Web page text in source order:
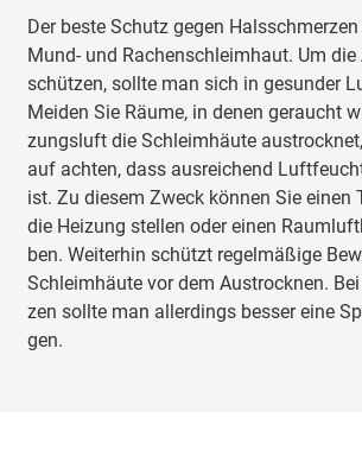
Der bes­te Schutz ge­gen
Mund- und Ra­chen­schleim­haut. Um die
schüt­zen, soll­te man sich in ge­sund­er
Mei­den Sie Räu­me, in de­nen ge­raucht
zungs­luft die Schleim­häu­te
auf ach­ten, dass aus­rei­chend
ist. Zu die­sem Zweck kön­nen Sie einen
die Hei­zung stel­len oder einen
ben. Wei­ter­hin schützt re­gel­mä­ßi­ge
Schleim­häu­te vor dem Aus­trock­nen.
zen soll­te man al­ler­dings bes­ser eine
gen.